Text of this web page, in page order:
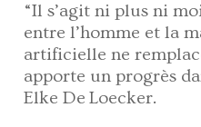
“Il s’agit ni plus ni
entre l’homme et la
artificielle ne
apporte un progrès
Elke De Loecker.